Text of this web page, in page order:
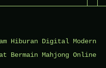
Hiburan Digital Modern
Bermain Mahjong Online